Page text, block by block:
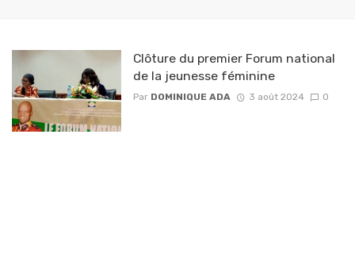
Clôture du premier Forum national
de la jeunesse féminine
Par DOMINIQUE ADA 3 août 2024 0